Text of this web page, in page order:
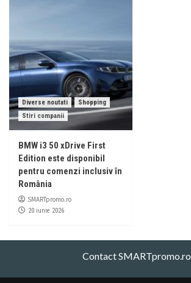
Diverse noutati
Shopping
Stiri companii
BMW i3 50 xDrive First
Edition este disponibil
pentru comenzi inclusiv în
România
SMARTpromo.ro
20 iunie 2026
Contact SMARTpromo.ro